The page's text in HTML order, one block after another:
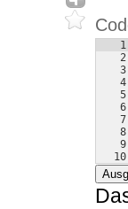
1
2
3
4
5
6
7
8
9
10